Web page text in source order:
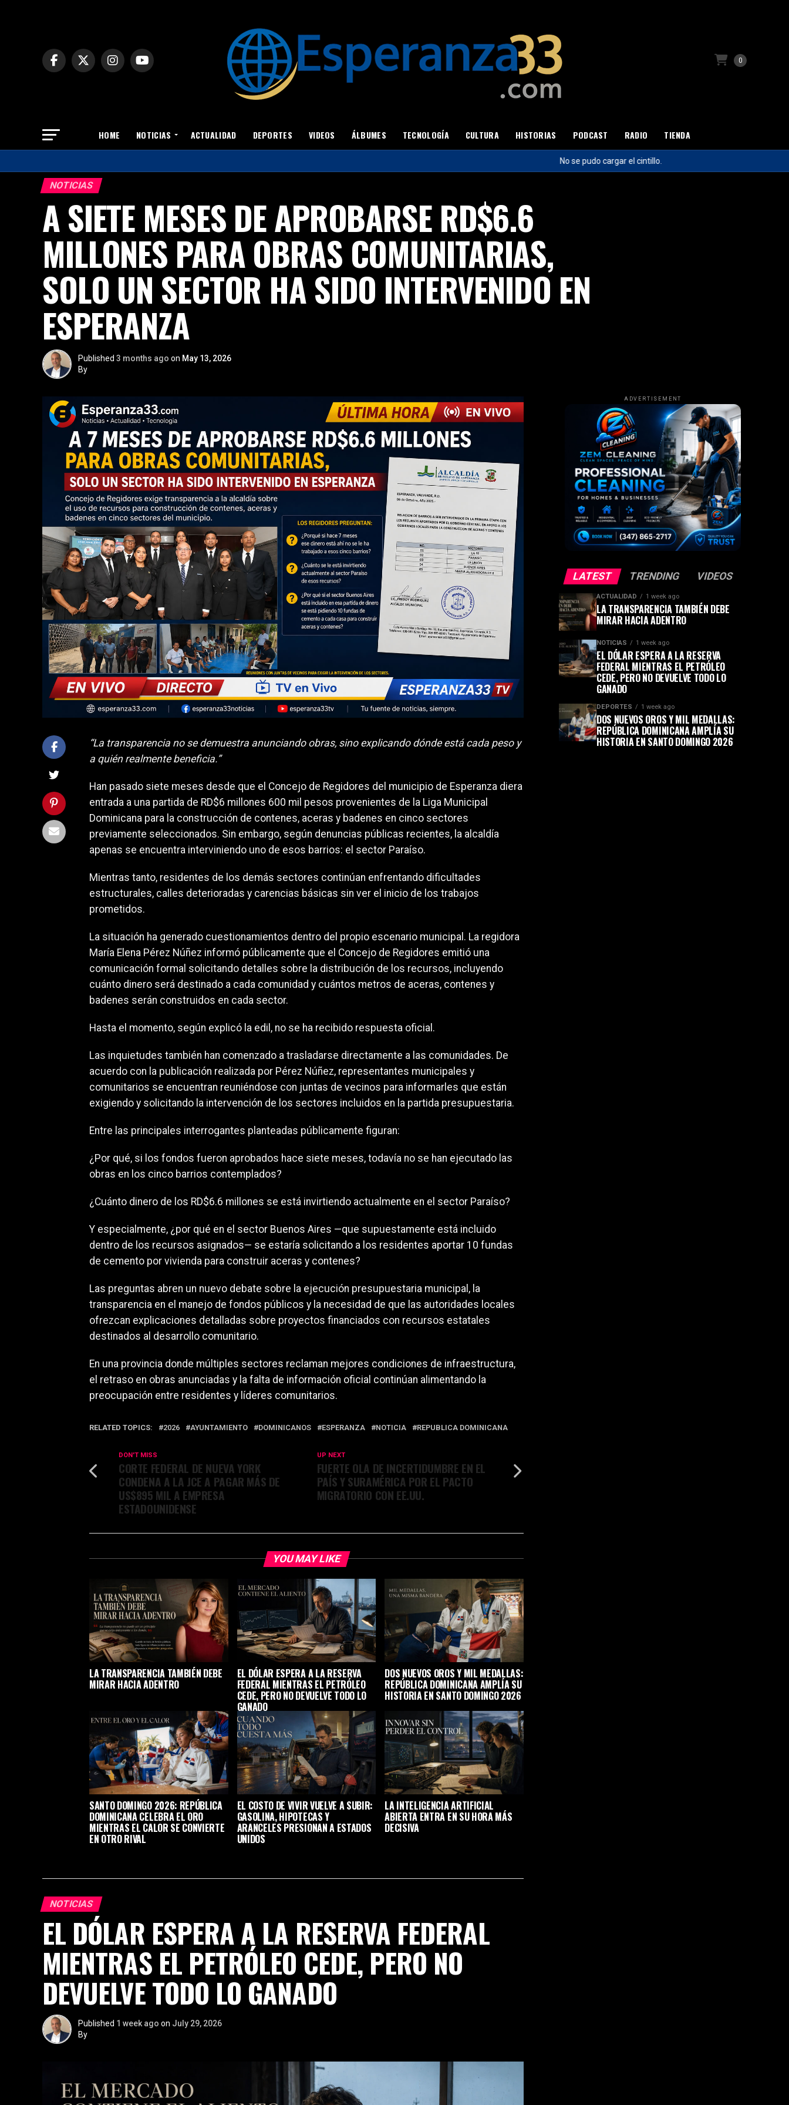
0
HOME NOTICIAS ACTUALIDAD DEPORTES VIDEOS ÁLBUMES TECNOLOGÍA CULTURA HISTORIAS PODCAST RADIO TIENDA
No se pudo cargar el cintillo.
NOTICIAS
A SIETE MESES DE APROBARSE RD$6.6
MILLONES PARA OBRAS COMUNITARIAS,
SOLO UN SECTOR HA SIDO INTERVENIDO EN
ESPERANZA
Published 3 months ago on May 13, 2026
By
“La transparencia no se demuestra anunciando obras, sino explicando dónde está cada peso y
a quién realmente beneficia.”
Han pasado siete meses desde que el Concejo de Regidores del municipio de Esperanza diera
entrada a una partida de RD$6 millones 600 mil pesos provenientes de la Liga Municipal
Dominicana para la construcción de contenes, aceras y badenes en cinco sectores
previamente seleccionados. Sin embargo, según denuncias públicas recientes, la alcaldía
apenas se encuentra interviniendo uno de esos barrios: el sector Paraíso.
Mientras tanto, residentes de los demás sectores continúan enfrentando dificultades
estructurales, calles deterioradas y carencias básicas sin ver el inicio de los trabajos
prometidos.
La situación ha generado cuestionamientos dentro del propio escenario municipal. La regidora
María Elena Pérez Núñez informó públicamente que el Concejo de Regidores emitió una
comunicación formal solicitando detalles sobre la distribución de los recursos, incluyendo
cuánto dinero será destinado a cada comunidad y cuántos metros de aceras, contenes y
badenes serán construidos en cada sector.
Hasta el momento, según explicó la edil, no se ha recibido respuesta oficial.
Las inquietudes también han comenzado a trasladarse directamente a las comunidades. De
acuerdo con la publicación realizada por Pérez Núñez, representantes municipales y
comunitarios se encuentran reuniéndose con juntas de vecinos para informarles que están
exigiendo y solicitando la intervención de los sectores incluidos en la partida presupuestaria.
Entre las principales interrogantes planteadas públicamente figuran:
¿Por qué, si los fondos fueron aprobados hace siete meses, todavía no se han ejecutado las
obras en los cinco barrios contemplados?
¿Cuánto dinero de los RD$6.6 millones se está invirtiendo actualmente en el sector Paraíso?
Y especialmente, ¿por qué en el sector Buenos Aires —que supuestamente está incluido
dentro de los recursos asignados— se estaría solicitando a los residentes aportar 10 fundas
de cemento por vivienda para construir aceras y contenes?
Las preguntas abren un nuevo debate sobre la ejecución presupuestaria municipal, la
transparencia en el manejo de fondos públicos y la necesidad de que las autoridades locales
ofrezcan explicaciones detalladas sobre proyectos financiados con recursos estatales
destinados al desarrollo comunitario.
En una provincia donde múltiples sectores reclaman mejores condiciones de infraestructura,
el retraso en obras anunciadas y la falta de información oficial continúan alimentando la
preocupación entre residentes y líderes comunitarios.
RELATED TOPICS: 2026 AYUNTAMIENTO DOMINICANOS ESPERANZA NOTICIA REPUBLICA DOMINICANA
UP NEXT
FUERTE OLA DE INCERTIDUMBRE EN EL
PAÍS Y SURAMÉRICA POR EL PACTO
MIGRATORIO CON EE.UU.
DON'T MISS
CORTE FEDERAL DE NUEVA YORK
CONDENA A LA JCE A PAGAR MÁS DE
US$895 MIL A EMPRESA
ESTADOUNIDENSE
YOU MAY LIKE
LA TRANSPARENCIA TAMBIÉN DEBE
MIRAR HACIA ADENTRO
EL DÓLAR ESPERA A LA RESERVA
FEDERAL MIENTRAS EL PETRÓLEO
CEDE, PERO NO DEVUELVE TODO LO
GANADO
DOS NUEVOS OROS Y MIL MEDALLAS:
REPÚBLICA DOMINICANA AMPLÍA SU
HISTORIA EN SANTO DOMINGO 2026
SANTO DOMINGO 2026: REPÚBLICA
DOMINICANA CELEBRA EL ORO
MIENTRAS EL CALOR SE CONVIERTE
EN OTRO RIVAL
EL COSTO DE VIVIR VUELVE A SUBIR:
GASOLINA, HIPOTECAS Y
ARANCELES PRESIONAN A ESTADOS
UNIDOS
LA INTELIGENCIA ARTIFICIAL
ABIERTA ENTRA EN SU HORA MÁS
DECISIVA
NOTICIAS
EL DÓLAR ESPERA A LA RESERVA FEDERAL
MIENTRAS EL PETRÓLEO CEDE, PERO NO
DEVUELVE TODO LO GANADO
Published 1 week ago on July 29, 2026
By
ADVERTISEMENT
LATEST TRENDING VIDEOS
ACTUALIDAD 1 week ago
LA TRANSPARENCIA TAMBIÉN DEBE
MIRAR HACIA ADENTRO
NOTICIAS 1 week ago
EL DÓLAR ESPERA A LA RESERVA
FEDERAL MIENTRAS EL PETRÓLEO
CEDE, PERO NO DEVUELVE TODO LO
GANADO
DEPORTES 1 week ago
DOS NUEVOS OROS Y MIL MEDALLAS:
REPÚBLICA DOMINICANA AMPLÍA SU
HISTORIA EN SANTO DOMINGO 2026